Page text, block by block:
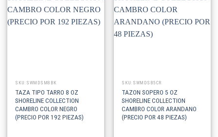
SKU: SWMDSM8BK
TAZA TIPO TARRO 8 OZ
SHORELINE COLLECTION
CAMBRO COLOR NEGRO
(PRECIO POR 192 PIEZAS)
SKU: SWMDSB5CR
TAZON SOPERO 5 OZ
SHORELINE COLLECTION
CAMBRO COLOR ARANDANO
(PRECIO POR 48 PIEZAS)